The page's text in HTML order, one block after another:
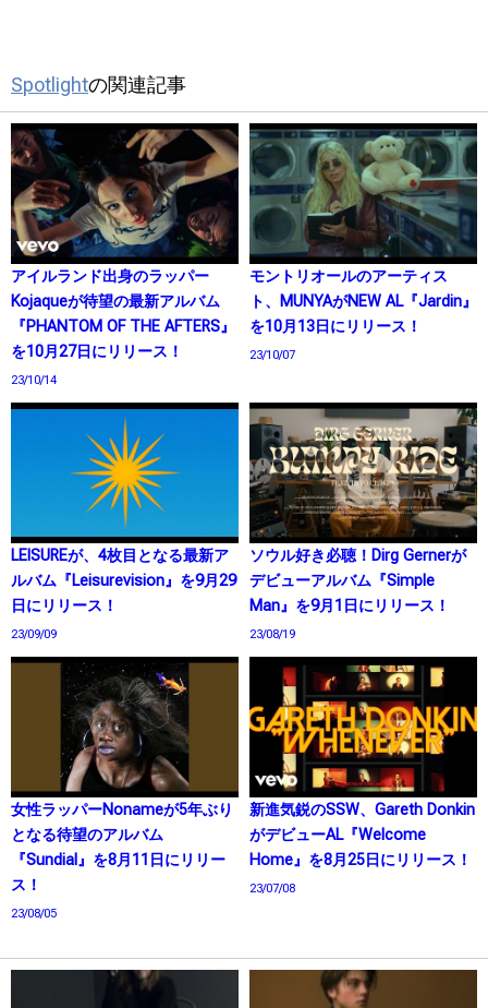
Spotlightの関連記事
アイルランド出身のラッパー
Kojaqueが待望の最新アルバム
『PHANTOM OF THE AFTERS』
を10月27日にリリース！
23/10/14
モントリオールのアーティス
ト、MUNYAがNEW AL『Jardin』
を10月13日にリリース！
23/10/07
LEISUREが、4枚目となる最新ア
ルバム『Leisurevision』を9月29
日にリリース！
23/09/09
ソウル好き必聴！Dirg Gernerが
デビューアルバム『Simple
Man』を9月1日にリリース！
23/08/19
女性ラッパーNonameが5年ぶり
となる待望のアルバム
『Sundial』を8月11日にリリー
ス！
23/08/05
新進気鋭のSSW、Gareth Donkin
がデビューAL『Welcome
Home』を8月25日にリリース！
23/07/08